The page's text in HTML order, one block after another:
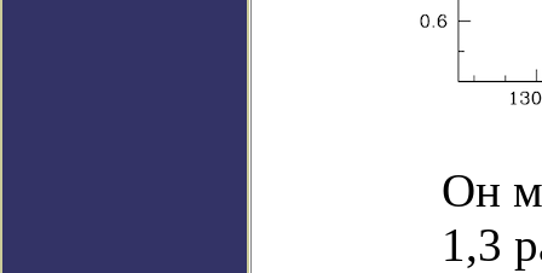
Он
1,3